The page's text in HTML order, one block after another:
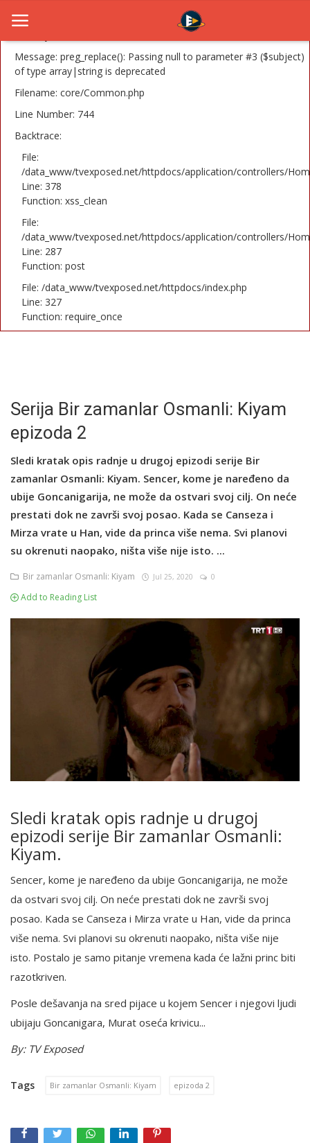
A PHP Error was encountered
Message: preg_replace(): Passing null to parameter #3 ($subject)
of type array|string is deprecated
Filename: core/Common.php
Line Number: 744
Backtrace:
File:
/data_www/tvexposed.net/httpdocs/application/controllers/
Line: 378
Function: xss_clean
File:
/data_www/tvexposed.net/httpdocs/application/controllers/
Line: 287
Function: post
File: /data_www/tvexposed.net/httpdocs/index.php
Line: 327
Function: require_once
Home
TV Serije
Filmovi
Glumci
Contact
Register
Serija Bir zamanlar Osmanli: Kiyam
epizoda 2
Sledi kratak opis radnje u drugoj epizodi serije Bir
zamanlar Osmanli: Kiyam. Sencer, kome je naređeno da
ubije Goncanigarija, ne može da ostvari svoj cilj. On neće
prestati dok ne završi svoj posao. Kada se Canseza i
Mirza vrate u Han, vide da princa više nema. Svi planovi
su okrenuti naopako, ništa više nije isto. ...
Bir zamanlar Osmanli: Kiyam Jul 25, 2020 0
Add to Reading List
Sledi kratak opis radnje u drugoj
epizodi serije Bir zamanlar Osmanli:
Kiyam.
Sencer, kome je naređeno da ubije Goncanigarija, ne može
da ostvari svoj cilj. On neće prestati dok ne završi svoj
posao. Kada se Canseza i Mirza vrate u Han, vide da princa
više nema. Svi planovi su okrenuti naopako, ništa više nije
isto. Postalo je samo pitanje vremena kada će lažni princ biti
razotkriven.
Posle dešavanja na sred pijace u kojem Sencer i njegovi ljudi
ubijaju Goncanigara, Murat oseća krivicu...
By: TV Exposed
Tags Bir zamanlar Osmanli: Kiyam epizoda 2